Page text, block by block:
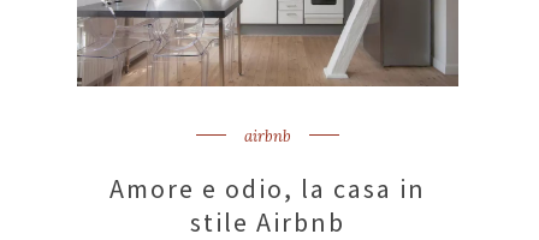
airbnb
Amore e odio, la casa in
stile Airbnb